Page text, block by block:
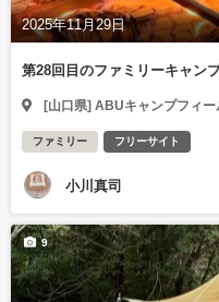
2025年11月29日
第28回目のファミリーキャン
[山口県] ABUキャンプフィー
ファミリー フリーサイト
小川真司
9